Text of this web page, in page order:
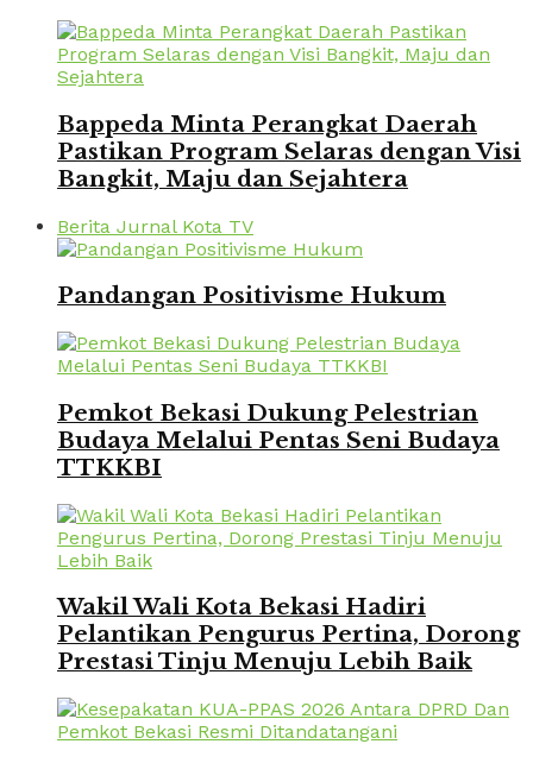
Bappeda Minta Perangkat Daerah
Pastikan Program Selaras dengan Visi
Bangkit, Maju dan Sejahtera
Berita Jurnal Kota TV
Pandangan Positivisme Hukum
Pemkot Bekasi Dukung Pelestrian
Budaya Melalui Pentas Seni Budaya
TTKKBI
Wakil Wali Kota Bekasi Hadiri
Pelantikan Pengurus Pertina, Dorong
Prestasi Tinju Menuju Lebih Baik